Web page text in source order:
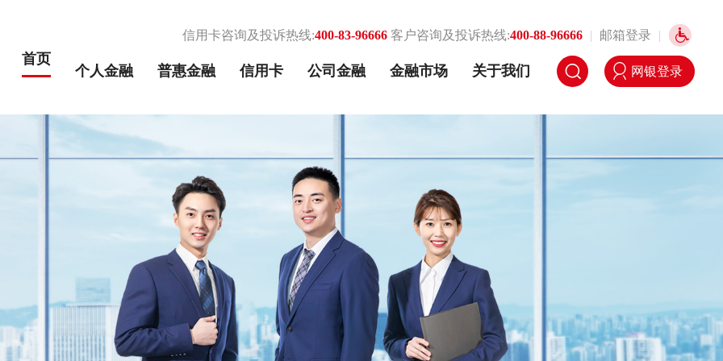
信用卡咨询及投诉热线:400-83-96666 客户咨询及投诉热线:400-88-96666 | 邮箱登录 |
首页
个人金融 普惠金融 信用卡 公司金融 金融市场 关于我们 网银登录